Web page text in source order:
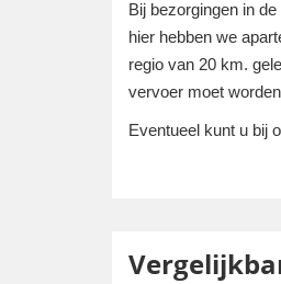
Bij bezorgingen in
hier hebben we
regio van 20 km.
vervoer moet
Eventueel kunt u bij